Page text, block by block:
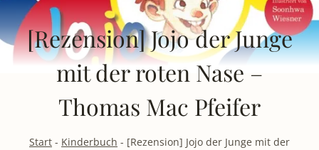
[Rezension] Jojo der Junge
mit der roten Nase –
Thomas Mac Pfeifer
Start - Kinderbuch - [Rezension] Jojo der Junge mit der